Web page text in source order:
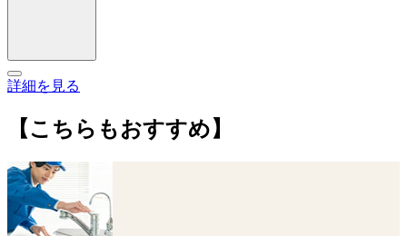
詳細を見る
【こちらもおすすめ】